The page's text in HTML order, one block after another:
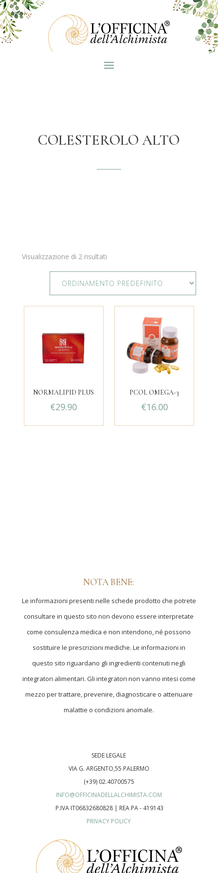
COLESTEROLO ALTO
Visualizzazione di 2 risultati
NORMALIPID PLUS
€29.90
PCOL OMEGA-3
€16.00
NOTA BENE:
Le informazioni presenti nelle schede prodotto che potrete
consultare in questo sito non devono essere interpretate
come consulenza medica e non intendono, né possono
sostituire le prescrizioni mediche. Le informazioni in
questo sito riguardano gli ingredienti contenuti negli
integratori alimentari. Gli integratori non vanno intesi come
mezzo per trattare, prevenire, diagnosticare o attenuare
malattie o condizioni anomale.
SEDE LEGALE
VIA G. ARGENTO,55 PALERMO
(+39) 02.40700575
INFO@OFFICINADELLALCHIMISTA.COM
P.IVA IT06832680828 | REA PA - 419143
PRIVACY POLICY